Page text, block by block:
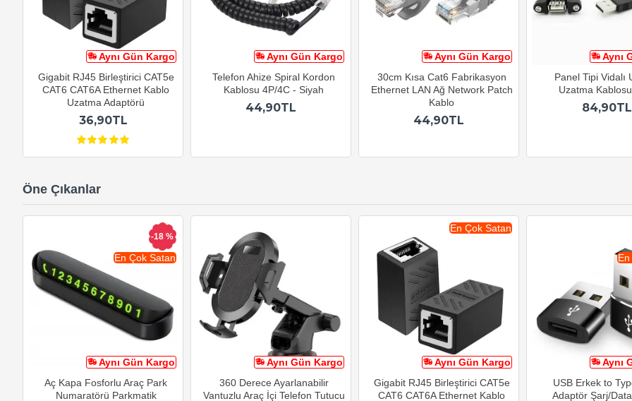
Aynı Gün Kargo
Gigabit RJ45 Birleştirici CAT5e
CAT6 CAT6A Ethernet Kablo
Uzatma Adaptörü
36,90TL
Aynı Gün Kargo
Telefon Ahize Spiral Kordon
Kablosu 4P/4C - Siyah
44,90TL
Aynı Gün Kargo
30cm Kısa Cat6 Fabrikasyon
Ethernet LAN Ağ Network Patch
Kablo
44,90TL
Aynı
Panel Tipi Vidalı
Uzatma
84,90TL
Öne Çıkanlar
Aynı Gün Kargo
En Çok Satan
-18 %
Aç Kapa Fosforlu Araç Park
Numaratörü Parkmatik
Aynı Gün Kargo
360 Derece Ayarlanabilir
Vantuzlu Araç İçi Telefon Tutucu
Aynı Gün Kargo
En Çok Satan
Gigabit RJ45 Birleştirici CAT5e
CAT6 CAT6A Ethernet Kablo
Aynı
USB Erkek to
Adaptör Şarj/